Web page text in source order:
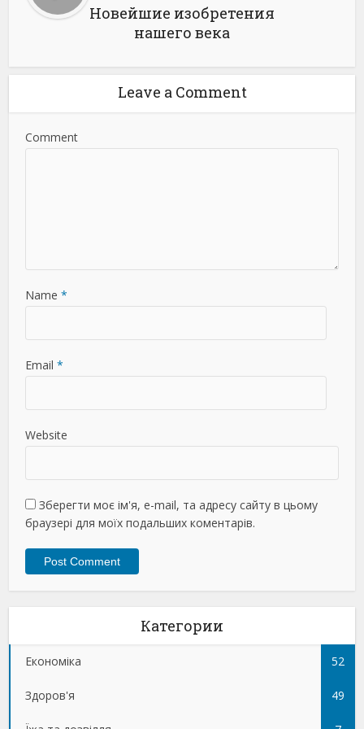
Новейшие изобретения
нашего века
Leave a Comment
Comment
Name *
Email *
Website
Зберегти моє ім'я, e-mail, та адресу сайту в цьому
браузері для моїх подальших коментарів.
Категории
Економіка 52
Здоров'я 49